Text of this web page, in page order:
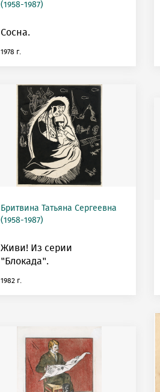
(1958-1987)
Сосна.
1978 г.
Бритвина Татьяна Сергеевна
(1958-1987)
Живи! Из серии
"Блокада".
1982 г.